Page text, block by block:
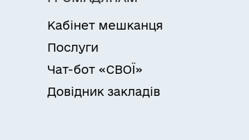
Кабінет мешканця
Послуги
Чат-бот «СВОЇ»
Довідник закладів